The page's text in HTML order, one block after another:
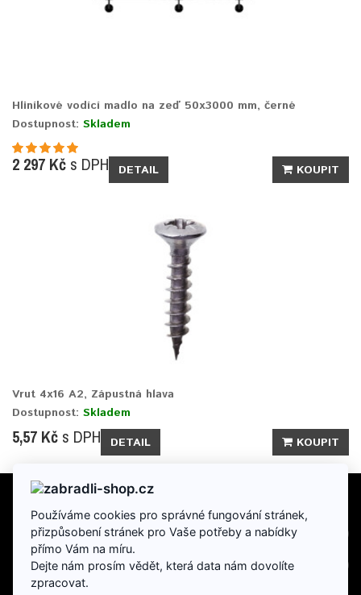
Hliníkové vodící madlo na zeď 50x3000 mm, černé
Dostupnost: Skladem
2 297 Kč s DPH DETAIL KOUPIT
Vrut 4x16 A2, Zápustná hlava
Dostupnost: Skladem
5,57 Kč s DPH DETAIL KOUPIT
INFORMACE
DOPLŇKY
Používáme cookies pro správné fungování stránek,
přizpůsobení stránek pro Vaše potřeby a nabídky
přímo Vám na míru.
Dejte nám prosím vědět, která data nám dovolíte
zpracovat.